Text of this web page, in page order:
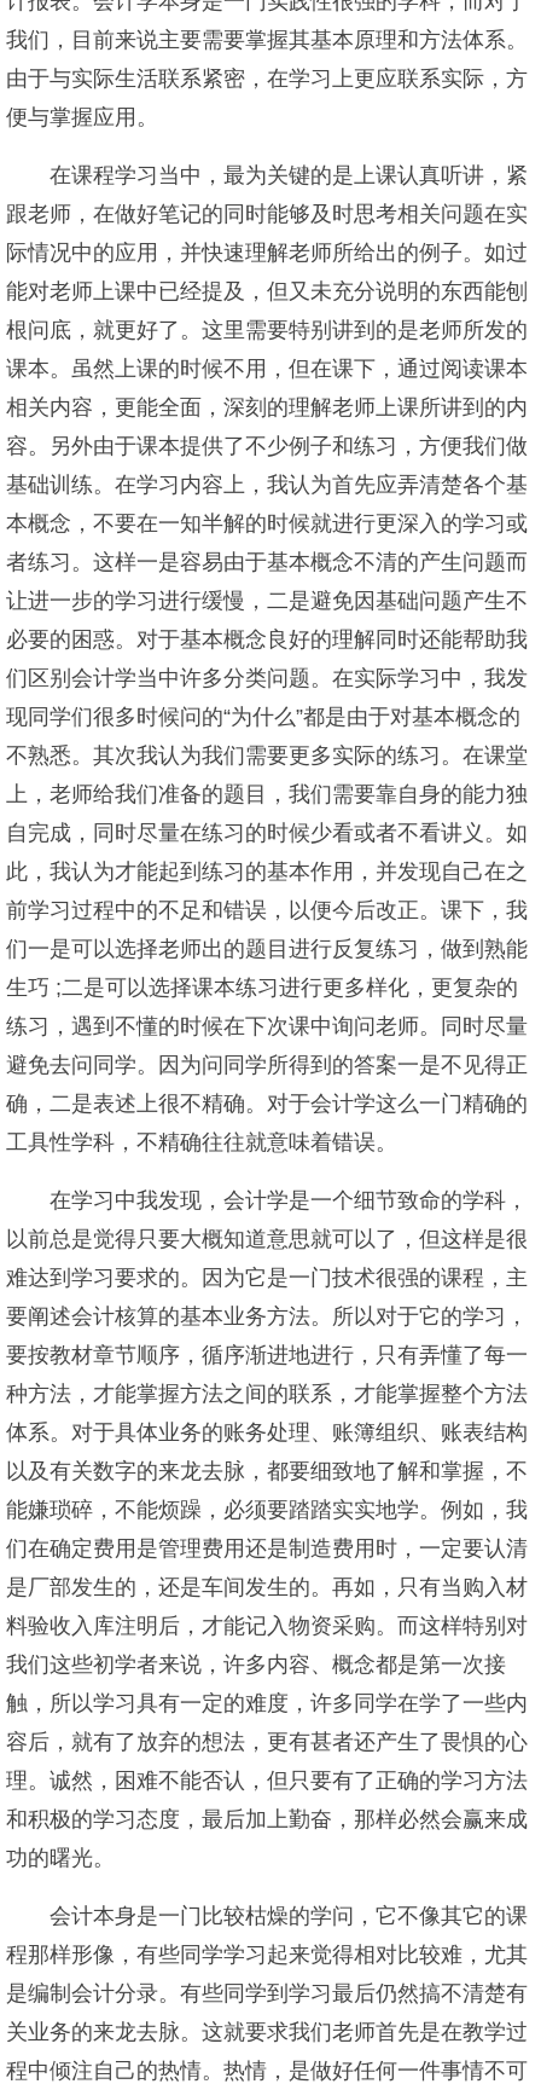
我们，目前来说主要需要掌握其基本原理和方法体系。
由于与实际生活联系紧密，在学习上更应联系实际，方
便与掌握应用。
在课程学习当中，最为关键的是上课认真听讲，紧
跟老师，在做好笔记的同时能够及时思考相关问题在实
际情况中的应用，并快速理解老师所给出的例子。如过
能对老师上课中已经提及，但又未充分说明的东西能刨
根问底，就更好了。这里需要特别讲到的是老师所发的
课本。虽然上课的时候不用，但在课下，通过阅读课本
相关内容，更能全面，深刻的理解老师上课所讲到的内
容。另外由于课本提供了不少例子和练习，方便我们做
基础训练。在学习内容上，我认为首先应弄清楚各个基
本概念，不要在一知半解的时候就进行更深入的学习或
者练习。这样一是容易由于基本概念不清的产生问题而
让进一步的学习进行缓慢，二是避免因基础问题产生不
必要的困惑。对于基本概念良好的理解同时还能帮助我
们区别会计学当中许多分类问题。在实际学习中，我发
现同学们很多时候问的“为什么”都是由于对基本概念的
不熟悉。其次我认为我们需要更多实际的练习。在课堂
上，老师给我们准备的题目，我们需要靠自身的能力独
自完成，同时尽量在练习的时候少看或者不看讲义。如
此，我认为才能起到练习的基本作用，并发现自己在之
前学习过程中的不足和错误，以便今后改正。课下，我
们一是可以选择老师出的题目进行反复练习，做到熟能
生巧 ;二是可以选择课本练习进行更多样化，更复杂的
练习，遇到不懂的时候在下次课中询问老师。同时尽量
避免去问同学。因为问同学所得到的答案一是不见得正
确，二是表述上很不精确。对于会计学这么一门精确的
工具性学科，不精确往往就意味着错误。
在学习中我发现，会计学是一个细节致命的学科，
以前总是觉得只要大概知道意思就可以了，但这样是很
难达到学习要求的。因为它是一门技术很强的课程，主
要阐述会计核算的基本业务方法。所以对于它的学习，
要按教材章节顺序，循序渐进地进行，只有弄懂了每一
种方法，才能掌握方法之间的联系，才能掌握整个方法
体系。对于具体业务的账务处理、账簿组织、账表结构
以及有关数字的来龙去脉，都要细致地了解和掌握，不
能嫌琐碎，不能烦躁，必须要踏踏实实地学。例如，我
们在确定费用是管理费用还是制造费用时，一定要认清
是厂部发生的，还是车间发生的。再如，只有当购入材
料验收入库注明后，才能记入物资采购。而这样特别对
我们这些初学者来说，许多内容、概念都是第一次接
触，所以学习具有一定的难度，许多同学在学了一些内
容后，就有了放弃的想法，更有甚者还产生了畏惧的心
理。诚然，困难不能否认，但只要有了正确的学习方法
和积极的学习态度，最后加上勤奋，那样必然会赢来成
功的曙光。
会计本身是一门比较枯燥的学问，它不像其它的课
程那样形像，有些同学学习起来觉得相对比较难，尤其
是编制会计分录。有些同学到学习最后仍然搞不清楚有
关业务的来龙去脉。这就要求我们老师首先是在教学过
程中倾注自己的热情。热情，是做好任何一件事情不可